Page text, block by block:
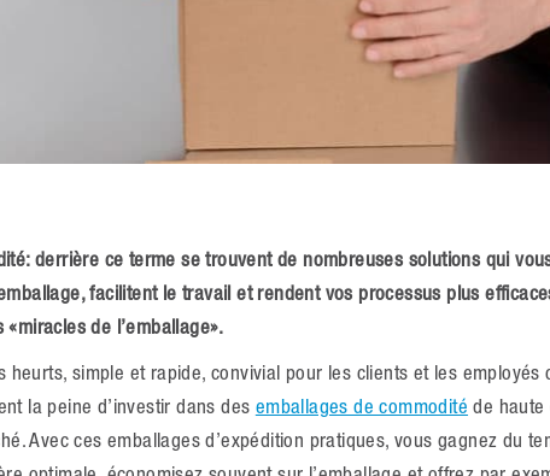
derrière ce terme se trouvent de nombreuses solutions qui
facilitent le travail et rendent vos processus plus
de l’emballage».
heurts, simple et rapide, convivial pour les clients et les employés
la peine d’investir dans des emballages de commodité de haute
Avec ces emballages d’expédition pratiques, vous gagnez du